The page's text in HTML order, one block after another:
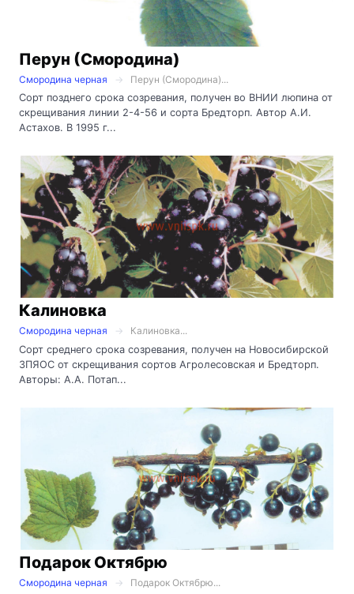
Перун (Смородина)
Смородина черная
Перун (Смородина)...
Сорт позднего срока созревания, получен во ВНИИ люпина от
скрещивания линии 2-4-56 и сорта Бредторп. Автор А.И.
Астахов. В 1995 г...
Калиновка
Смородина черная
Калиновка...
Сорт среднего срока созревания, получен на Новосибирской
ЗПЯОС от скрещивания сортов Агролесовская и Бредторп.
Авторы: А.А. Потап...
Подарок Октябрю
Смородина черная
Подарок Октябрю...